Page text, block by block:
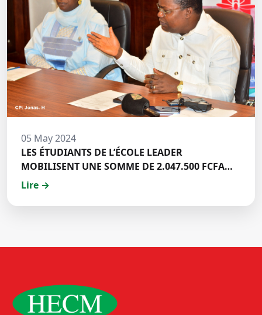
05 May 2024
LES ÉTUDIANTS DE L’ÉCOLE LEADER
MOBILISENT UNE SOMME DE 2.047.500 FCFA
POUR LE FONDS ZÉRO PALU:DISCOURS DE M.
DE HECM
Lire →